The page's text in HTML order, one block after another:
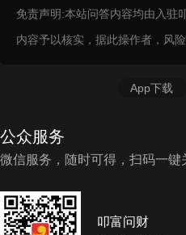
11 中国银河证券北京后沙峪
北京市朝阳区立水桥南(旭
13 中信证券北苑营业部
北京市朝阳区北苑红军营南
14 中信证券北京天通苑证券营
北京市市辖区昌平区北京市
免责声明:本站问答内容均由入驻
内容予以核实，据此操作者，风
App下载
公众服务
微信服务，随时可得，扫码一键
叩富问财